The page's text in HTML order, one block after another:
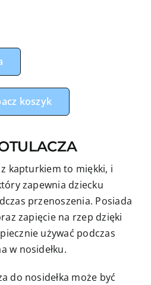
koszyk
kapturkiem to miękki, i
zapewnia dziecku
przenoszenia. Posiada
zapięcie na rzep dzięki
używać podczas
w nosidełku.
do nosidełka może być